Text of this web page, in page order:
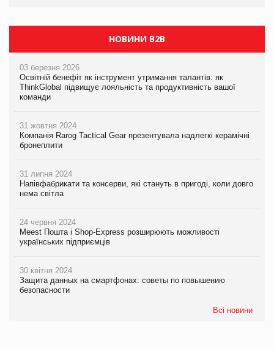
НОВИНИ B2B
03 березня 2026
Освітній бенефіт як інструмент утримання талантів: як
ThinkGlobal підвищує лояльність та продуктивність вашої
команди
31 жовтня 2024
Компанія Rarog Tactical Gear презентувала надлегкі керамічні
бронеплити
31 липня 2024
Напівфабрикати та консерви, які стануть в пригоді, коли довго
нема світла
24 червня 2024
Meest Пошта і Shop-Express розширюють можливості
українських підприємців
30 квітня 2024
Защита данных на смартфонах: советы по повышению
безопасности
Всі новини